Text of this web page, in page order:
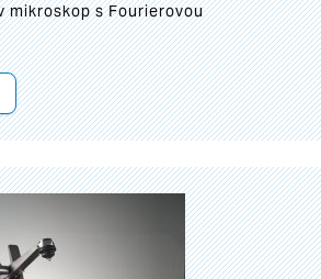
mikroskop s Fourierovou